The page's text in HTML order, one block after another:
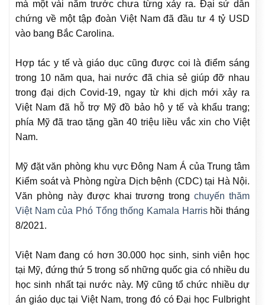
mà một vài năm trước chưa từng xảy ra. Đại sứ dẫn
chứng về một tập đoàn Việt Nam đã đầu tư 4 tỷ USD
vào bang Bắc Carolina.
Hợp tác y tế và giáo dục cũng được coi là điểm sáng
trong 10 năm qua, hai nước đã chia sẻ giúp đỡ nhau
trong đại dịch Covid-19, ngay từ khi dịch mới xảy ra
Việt Nam đã hỗ trợ Mỹ đồ bảo hộ y tế và khẩu trang;
phía Mỹ đã trao tặng gần 40 triệu liều vắc xin cho Việt
Nam.
Mỹ đặt văn phòng khu vực Đông Nam Á của Trung tâm
Kiểm soát và Phòng ngừa Dịch bệnh (CDC) tại Hà Nội.
Văn phòng này được khai trương trongchuyến thăm
Việt Nam của Phó Tổng thống Kamala Harrishồi tháng
8/2021.
Việt Nam đang có hơn 30.000 học sinh, sinh viên học
tại Mỹ, đứng thứ 5 trong số những quốc gia có nhiều du
học sinh nhất tại nước này. Mỹ cũng tổ chức nhiều dự
án giáo dục tại Việt Nam, trong đó có Đại học Fulbright